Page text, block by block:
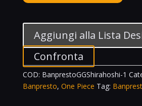
&
Shirahoshi
Special
Color
Edition
One
Aggiungi alla Lista
Confronta
COD: BanprestoGGShirahoshi-1
Banpresto, One Piece Tag: